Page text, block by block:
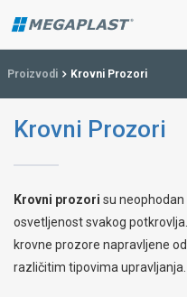
Proizvodi Krovni Prozori
Krovni Prozori
Krovni prozori su
osvetljenost svakog
krovne prozore napravljene
različitim tipovima upravljanja.